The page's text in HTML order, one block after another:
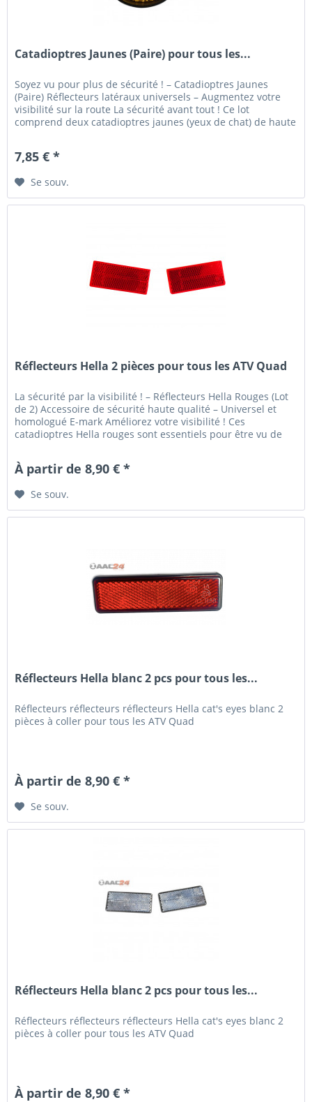
Catadioptres Jaunes (Paire) pour tous les...
Soyez vu pour plus de sécurité ! – Catadioptres Jaunes
(Paire) Réflecteurs latéraux universels – Augmentez votre
visibilité sur la route La sécurité avant tout ! Ce lot
comprend deux catadioptres jaunes (yeux de chat) de haute
7,85 € *
Se souv.
Réflecteurs Hella 2 pièces pour tous les ATV Quad
La sécurité par la visibilité ! – Réflecteurs Hella Rouges (Lot
de 2) Accessoire de sécurité haute qualité – Universel et
homologué E-mark Améliorez votre visibilité ! Ces
catadioptres Hella rouges sont essentiels pour être vu de
À partir de 8,90 € *
Se souv.
Réflecteurs Hella blanc 2 pcs pour tous les...
Réflecteurs réflecteurs réflecteurs Hella cat's eyes blanc 2
pièces à coller pour tous les ATV Quad
À partir de 8,90 € *
Se souv.
Réflecteurs Hella blanc 2 pcs pour tous les...
Réflecteurs réflecteurs réflecteurs Hella cat's eyes blanc 2
pièces à coller pour tous les ATV Quad
À partir de 8,90 € *